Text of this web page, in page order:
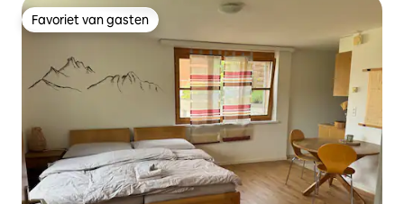
Favoriet van gasten
Favoriet van gasten